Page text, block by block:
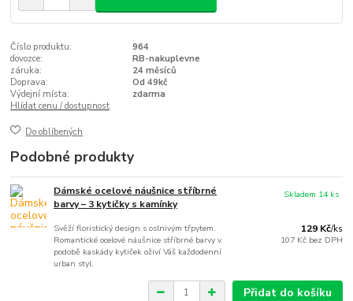
Číslo produktu:
964
dovozce:
RB-nakuplevne
záruka:
24 měsíců
Doprava:
Od 49kč
Výdejní místa:
zdarma
Hlídat cenu / dostupnost
Do oblíbených
Podobné produkty
Dámské ocelové náušnice stříbrné
barvy – 3 kytičky s kamínky
Svěží floristický design s oslnivým třpytem.
Romantické ocelové náušnice stříbrné barvy v
podobě kaskády kytiček oživí Váš každodenní
urban styl.
129 Kč/ks
107 Kč bez DPH
Skladem 14 ks
Přidat do košíku